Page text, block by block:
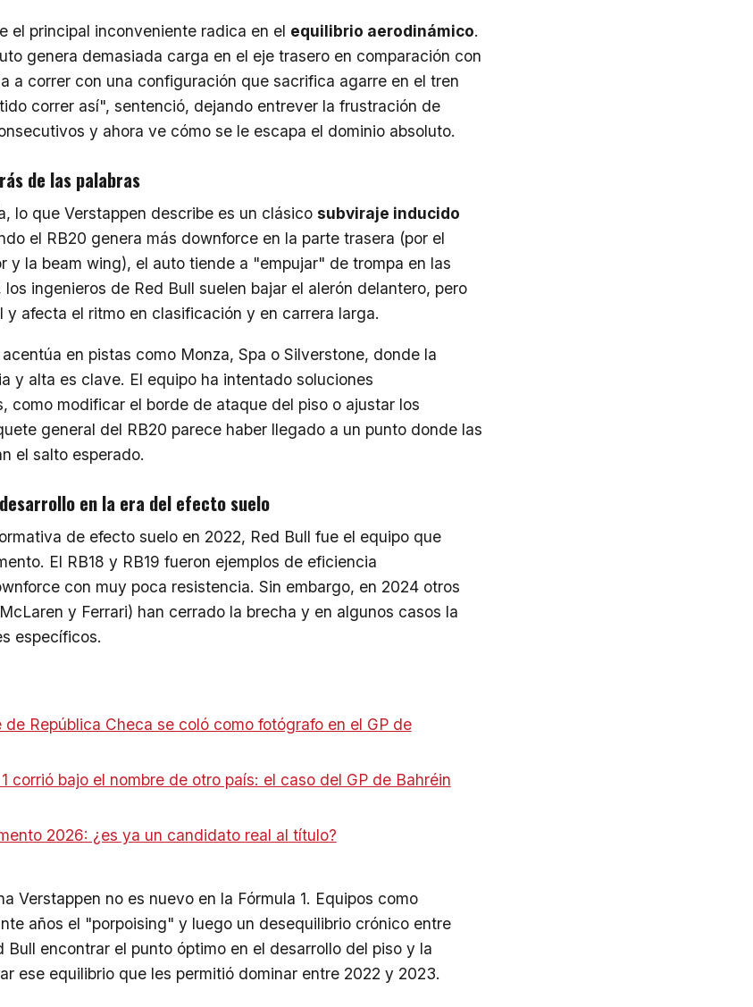
el principal inconveniente radica en el equilibrio aerodinámico.
genera demasiada carga en el eje trasero en comparación con
a correr con una configuración que sacrifica agarre en el tren
correr así", sentenció, dejando entrever la frustración de
y ahora ve cómo se le escapa el dominio absoluto.
de las palabras
lo que Verstappen describe es un clásico subviraje inducido
el RB20 genera más downforce en la parte trasera (por el
y la beam wing), el auto tiende a "empujar" de trompa en las
ingenieros de Red Bull suelen bajar el alerón delantero, pero
y afecta el ritmo en clasificación y en carrera larga.
en pistas como Monza, Spa o Silverstone, donde la
y alta es clave. El equipo ha intentado soluciones
como modificar el borde de ataque del piso o ajustar los
general del RB20 parece haber llegado a un punto donde las
el salto esperado.
en la era del efecto suelo
de efecto suelo en 2022, Red Bull fue el equipo que
El RB18 y RB19 fueron ejemplos de eficiencia
con muy poca resistencia. Sin embargo, en 2024 otros
y Ferrari) han cerrado la brecha y en algunos casos la
específicos.
de República Checa se coló como fotógrafo en el GP de
corrió bajo el nombre de otro país: el caso del GP de Bahréin
2026: ¿es ya un candidato real al título?
Verstappen no es nuevo en la Fórmula 1. Equipos como
años el "porpoising" y luego un desequilibrio crónico entre
Bull encontrar el punto óptimo en el desarrollo del piso y la
ese equilibrio que les permitió dominar entre 2022 y 2023.